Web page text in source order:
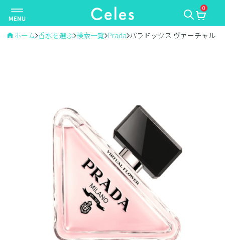
ナ
ビ
ゲ
0
ホーム 香水を選ぶ 検索一覧 Prada パラドックス ヴァーチャル